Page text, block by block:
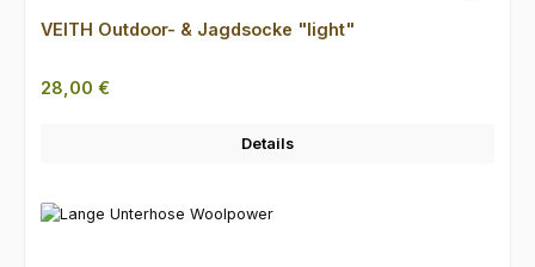
VEITH Outdoor- & Jagdsocke "light"
Regulärer Preis:
28,00 €
Details